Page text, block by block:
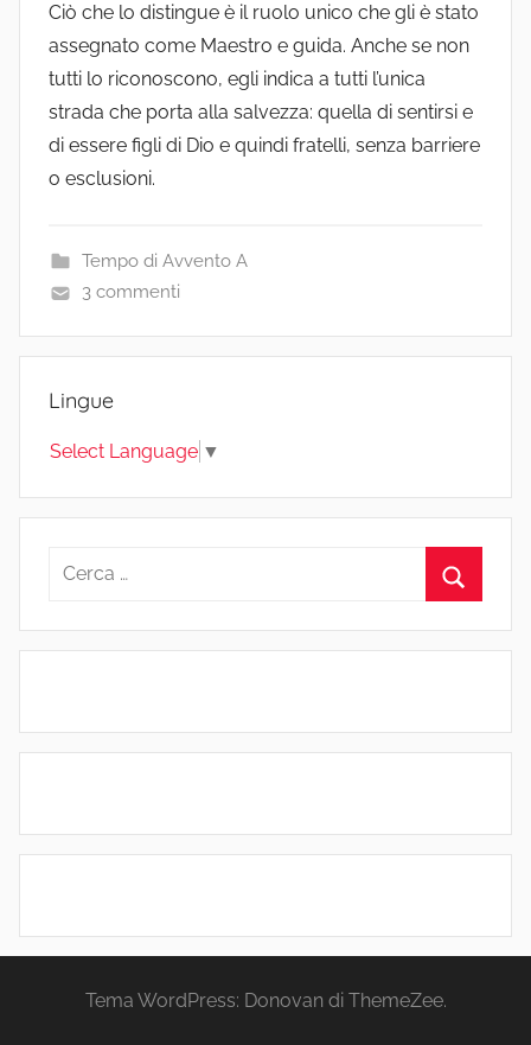
Ciò che lo distingue è il ruolo unico che gli è stato
assegnato come Maestro e guida. Anche se non
tutti lo riconoscono, egli indica a tutti l’unica
strada che porta alla salvezza: quella di sentirsi e
di essere figli di Dio e quindi fratelli, senza barriere
o esclusioni.
Tempo di Avvento A
3 commenti
Lingue
Select Language ▼
Ricerca
Tema WordPress: Donovan di ThemeZee.